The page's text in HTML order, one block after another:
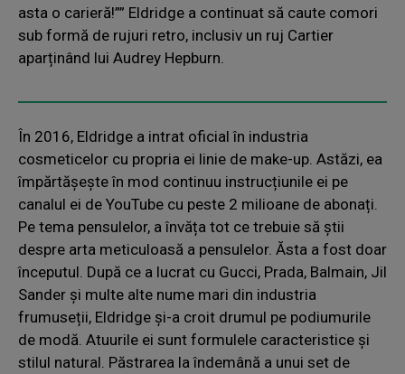
asta o carieră!”” Eldridge a continuat să caute comori
sub formă de rujuri retro, inclusiv un ruj Cartier
aparținând lui Audrey Hepburn.
În 2016, Eldridge a intrat oficial în industria
cosmeticelor cu propria ei linie de make-up. Astăzi, ea
împărtășește în mod continuu instrucțiunile ei pe
canalul ei de YouTube cu peste 2 milioane de abonați.
Pe tema pensulelor, a învăța tot ce trebuie să știi
despre arta meticuloasă a pensulelor. Ăsta a fost doar
începutul. După ce a lucrat cu Gucci, Prada, Balmain, Jil
Sander și multe alte nume mari din industria
frumuseții, Eldridge și-a croit drumul pe podiumurile
de modă. Atuurile ei sunt formulele caracteristice și
stilul natural. Păstrarea la îndemână a unui set de